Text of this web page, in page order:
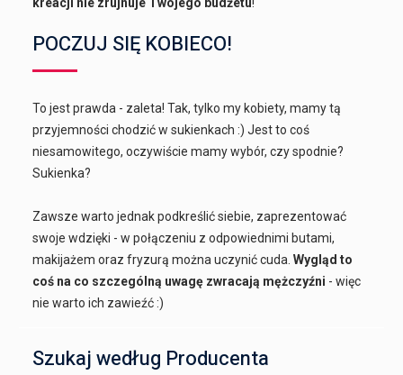
POCZUJ SIĘ KOBIECO!
To jest prawda - zaleta! Tak, tylko my kobiety, mamy tą
przyjemności chodzić w sukienkach :) Jest to coś
niesamowitego, oczywiście mamy wybór, czy spodnie?
Sukienka?
Zawsze warto jednak podkreślić siebie, zaprezentować
swoje wdzięki - w połączeniu z odpowiednimi butami,
makijażem oraz fryzurą można uczynić cuda.Wygląd to
coś na co szczególną uwagę zwracają mężczyźni - więc
nie warto ich zawieźć :)
Szukaj według Producenta